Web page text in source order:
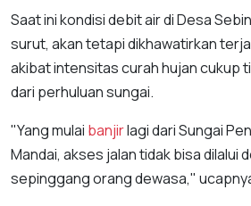
Saat ini kondisi debit air di Desa
surut, akan tetapi dikhawatirkan
akibat intensitas curah hujan cukup
dari perhuluan sungai.
"Yang mulai banjirlagi dari Sungai
Mandai, akses jalan tidak bisa dilalui
sepinggang orang dewasa,"